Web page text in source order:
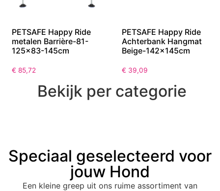
PETSAFE Happy Ride
metalen Barrière-81-
125×83-145cm
€ 85,72
PETSAFE Happy Ride
Achterbank Hangmat
Beige-142x145cm
€ 39,09
Bekijk per categorie
Speciaal geselecteerd voor
jouw Hond
Een kleine greep uit ons ruime assortiment van